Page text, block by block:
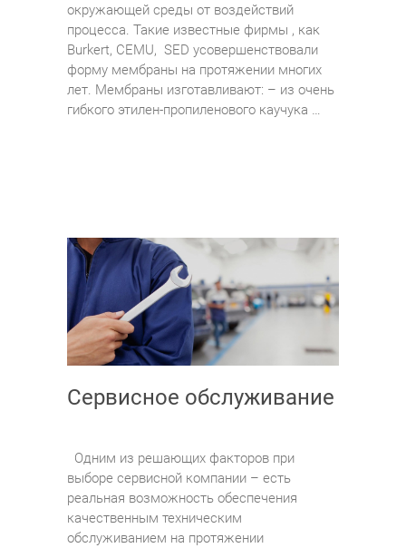
окружающей среды от воздействий
процесса. Такие известные фирмы , как
Burkert, CEMU, SED усовершенствовали
форму мембраны на протяжении многих
лет. Мембраны изготавливают: – из очень
гибкого этилен-пропиленового каучука …
Сервисное обслуживание
Одним из решающих факторов при
выборе сервисной компании – есть
реальная возможность обеспечения
качественным техническим
обслуживанием на протяжении